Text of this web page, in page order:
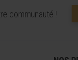
communauté !